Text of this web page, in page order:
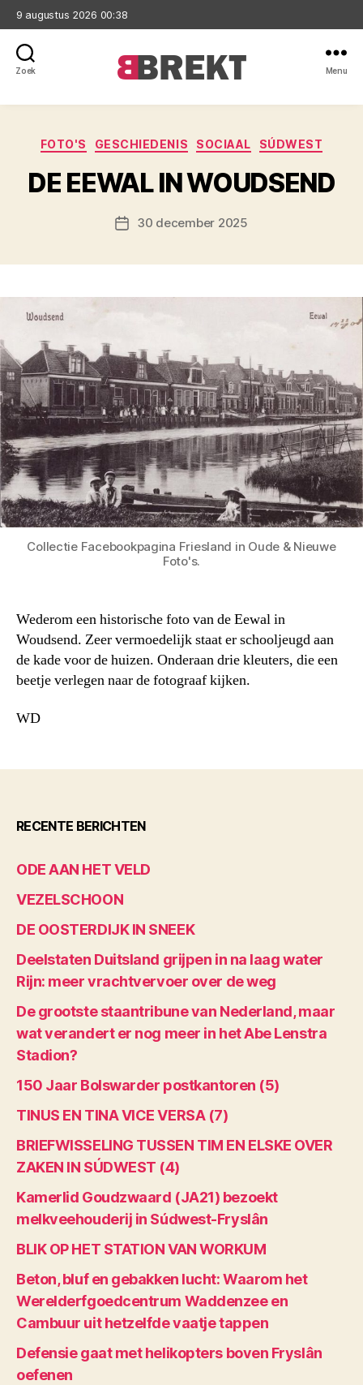
9 augustus 2026 00:38
Zoek Menu
Categorieën
FOTO'S GESCHIEDENIS SOCIAAL SÚDWEST
DE EEWAL IN WOUDSEND
Berichtdatum
30 december 2025
Collectie Facebookpagina Friesland in Oude & Nieuwe
Foto's.
Wederom een historische foto van de Eewal in
Woudsend. Zeer vermoedelijk staat er schooljeugd aan
de kade voor de huizen. Onderaan drie kleuters, die een
beetje verlegen naar de fotograaf kijken.
WD
RECENTE BERICHTEN
ODE AAN HET VELD
VEZELSCHOON
DE OOSTERDIJK IN SNEEK
Deelstaten Duitsland grijpen in na laag water
Rijn: meer vrachtvervoer over de weg
De grootste staantribune van Nederland, maar
wat verandert er nog meer in het Abe Lenstra
Stadion?
150 Jaar Bolswarder postkantoren (5)
TINUS EN TINA VICE VERSA (7)
BRIEFWISSELING TUSSEN TIM EN ELSKE OVER
ZAKEN IN SÚDWEST (4)
Kamerlid Goudzwaard (JA21) bezoekt
melkveehouderij in Súdwest-Fryslân
BLIK OP HET STATION VAN WORKUM
Beton, bluf en gebakken lucht: Waarom het
Werelderfgoedcentrum Waddenzee en
Cambuur uit hetzelfde vaatje tappen
Defensie gaat met helikopters boven Fryslân
oefenen